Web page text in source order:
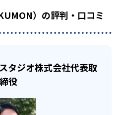
ため、部活や他の習い事で忙し
立したい生徒向け
学習状況やスケジュールに合わ
、いつでも気軽に相談可能
）の評判・口コミ
タジオ株式会社代表取
締役